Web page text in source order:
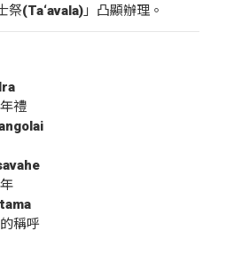
祭(Ta‘avala)」凸顯辦理。
禮
稱呼